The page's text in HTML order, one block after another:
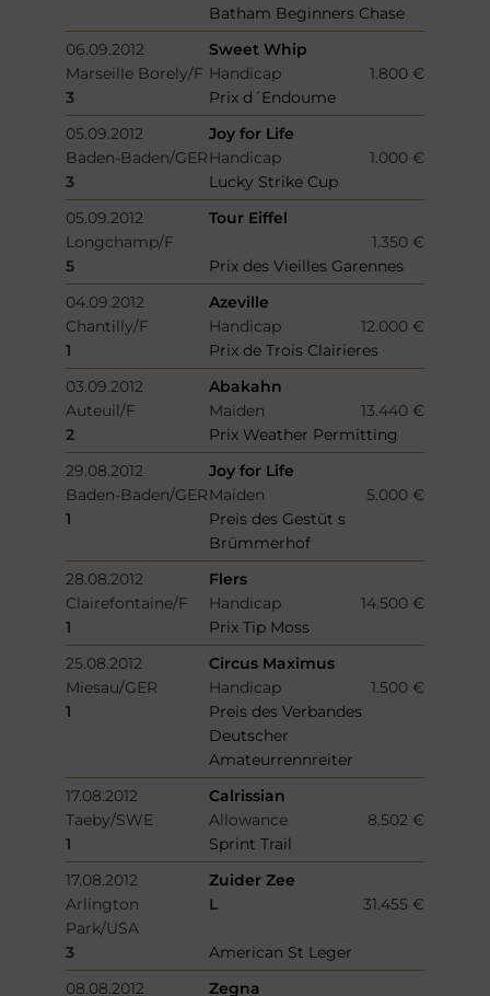
Batham Beginners Chase
06.09.2012
Sweet Whip
Marseille Borely/F Handicap
1.800 €
3
Prix d´Endoume
05.09.2012
Joy for Life
Baden-Baden/GERHandicap
1.000 €
3
Lucky Strike Cup
05.09.2012
Tour Eiffel
Longchamp/F
1.350 €
5
Prix des Vieilles Garennes
04.09.2012
Azeville
Chantilly/F
Handicap
12.000 €
1
Prix de Trois Clairieres
03.09.2012
Abakahn
Auteuil/F
Maiden
13.440 €
2
Prix Weather Permitting
29.08.2012
Joy for Life
Baden-Baden/GERMaiden
5.000 €
1
Preis des Gestüt s
Brümmerhof
28.08.2012
Flers
Clairefontaine/F
Handicap
14.500 €
1
Prix Tip Moss
25.08.2012
Circus Maximus
Miesau/GER
Handicap
1.500 €
1
Preis des Verbandes
Deutscher
Amateurrennreiter
17.08.2012
Calrissian
Taeby/SWE
Allowance
8.502 €
1
Sprint Trail
17.08.2012
Zuider Zee
Arlington
Park/USA
L 31.455 €
3
American St Leger
08.08.2012
Zegna